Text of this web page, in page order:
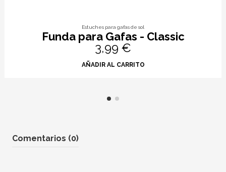
Estuches para gafas de sol
Funda para Gafas - Classic
3,99 €
AÑADIR AL CARRITO
Comentarios (0)